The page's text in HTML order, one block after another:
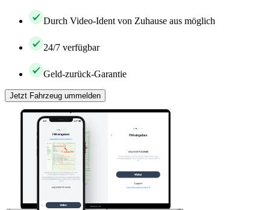
Durch Video-Ident von Zuhause aus möglich
24/7 verfügbar
Geld-zurück-Garantie
Jetzt Fahrzeug ummelden